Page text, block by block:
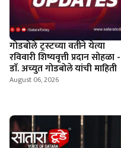
गोडबोले ट्रस्टच्या वतीने येत्या
रविवारी शिष्यवृत्ती प्रदान सोहळा -
डाॅ. अच्युत गोडबोले यांची माहिती
August 06, 2026